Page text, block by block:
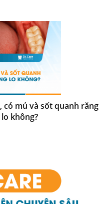
có mủ và sốt quanh răng
không?